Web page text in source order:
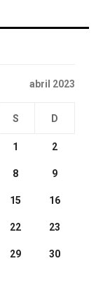
abril 2023
S D
1 2
8 9
15 16
22 23
29
30